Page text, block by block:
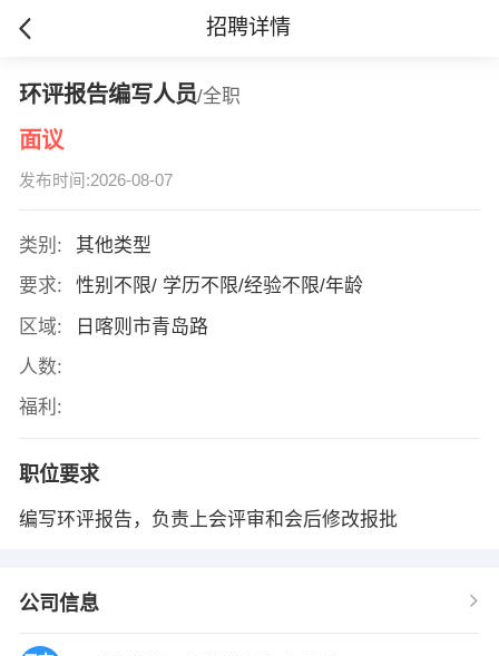
招聘详情
环评报告编写人员/全职
面议
发布时间:2026-08-07
类别:
其他类型
要求:
性别不限/ 学历不限/经验不限/年龄
区域:
日喀则市青岛路
人数:
福利:
职位要求
编写环评报告，负责上会评审和会后修改报批
公司信息